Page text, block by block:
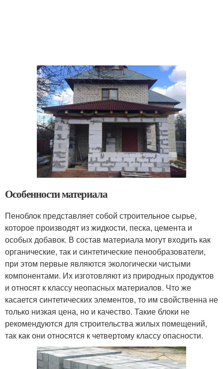
Особенности материала
Пеноблок представляет собой строительное сырье,
которое производят из жидкости, песка, цемента и
особых добавок. В состав материала могут входить как
органические, так и синтетические пенообразователи,
при этом первые являются экологически чистыми
компонентами. Их изготовляют из природных продуктов
и относят к классу неопасных материалов. Что же
касается синтетических элементов, то им свойственна не
только низкая цена, но и качество. Такие блоки не
рекомендуются для строительства жилых помещений,
так как они относятся к четвертому классу опасности.